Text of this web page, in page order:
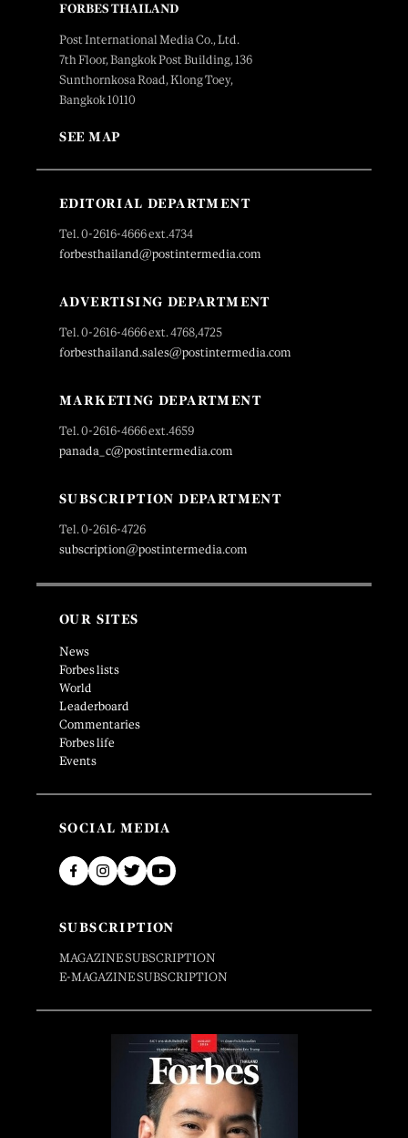
FORBES THAILAND
Post International Media Co., Ltd.
7th Floor, Bangkok Post Building, 136
Sunthornkosa Road, Klong Toey,
Bangkok 10110
SEE MAP
EDITORIAL DEPARTMENT
Tel. 0-2616-4666 ext.4734
forbesthailand@postintermedia.com
ADVERTISING DEPARTMENT
Tel. 0-2616-4666 ext. 4768,4725
forbesthailand.sales@postintermedia.com
MARKETING DEPARTMENT
Tel. 0-2616-4666 ext.4659
panada_c@postintermedia.com
SUBSCRIPTION DEPARTMENT
Tel. 0-2616-4726
subscription@postintermedia.com
OUR SITES
News
Forbes lists
World
Leaderboard
Commentaries
Forbes life
Events
SOCIAL MEDIA
SUBSCRIPTION
MAGAZINE SUBSCRIPTION
E-MAGAZINE SUBSCRIPTION